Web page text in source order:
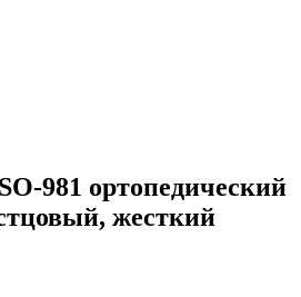
981 ортопедический
жесткий